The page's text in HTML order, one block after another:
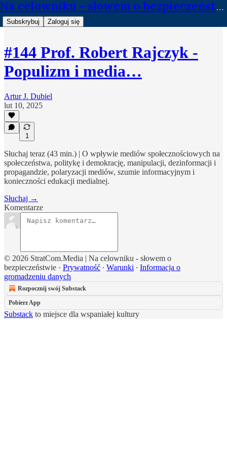
Na celowniku - słowem o bezpieczeństwie
Subskrybuj Zaloguj się
#144 Prof. Robert Rajczyk -
Populizm i media…
Artur J. Dubiel
lut 10, 2025
1
Słuchaj teraz (43 min.) | O wpływie mediów społecznościowych na
społeczeństwa, politykę i demokrację, manipulacji, dezinformacji i
propagandzie, polaryzacji mediów, szumie informacyjnym i
konieczności edukacji medialnej.
Słuchaj →
Komentarze
© 2026 StratCom.Media | Na celowniku - słowem o
bezpieczeństwie · Prywatność ∙ Warunki ∙ Informacja o
gromadzeniu danych
Rozpocznij swój Substack
Pobierz App
Substack to miejsce dla wspaniałej kultury